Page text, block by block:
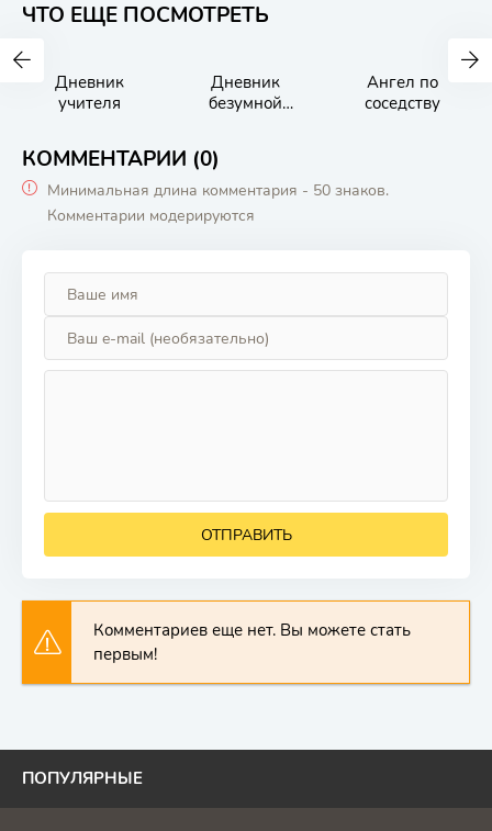
ЧТО ЕЩЕ ПОСМОТРЕТЬ
Дневник
учителя
Дневник
безумной
Ангел по
соседству
КОММЕНТАРИИ (0)
Минимальная длина комментария - 50 знаков.
Комментарии модерируются
ОТПРАВИТЬ
Комментариев еще нет. Вы можете стать
первым!
ПОПУЛЯРНЫЕ